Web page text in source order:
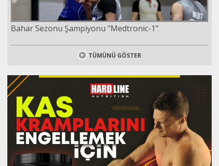
Bahar Sezonu Şampiyonu "Medtronic-1"
TÜMÜNÜ GÖSTER